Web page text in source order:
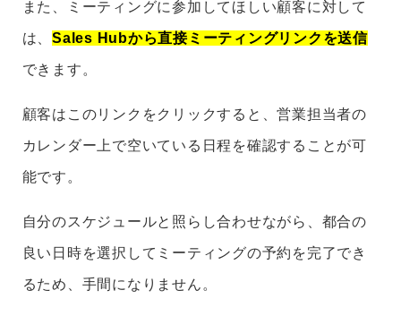
また、ミーティングに参加してほしい顧客に対して
は、Sales Hubから直接ミーティングリンクを送信
できます。
顧客はこのリンクをクリックすると、営業担当者の
カレンダー上で空いている日程を確認することが可
能です。
自分のスケジュールと照らし合わせながら、都合の
良い日時を選択してミーティングの予約を完了でき
るため、手間になりません。